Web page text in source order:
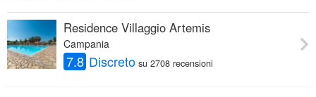
Residence Villaggio Artemis
Campania
7.8 Discreto su 2708 recensioni